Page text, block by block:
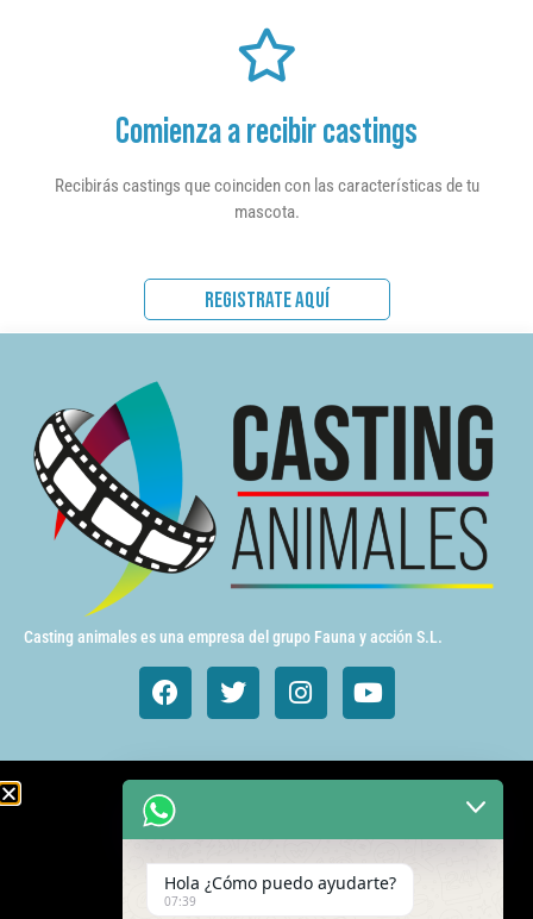
Comienza a recibir castings
Recibirás castings que coinciden con las características de tu
mascota.
REGISTRATE AQUÍ
Casting animales es una empresa del grupo Fauna y acción S.L.
Animales de cine y TV
Gatos
Mamímeros Exóticos
Hola ¿Cómo puedo ayudarte?
07:39